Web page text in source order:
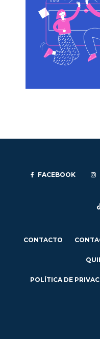
FACEBOOK
CONTACTO
POLÍTICA DE